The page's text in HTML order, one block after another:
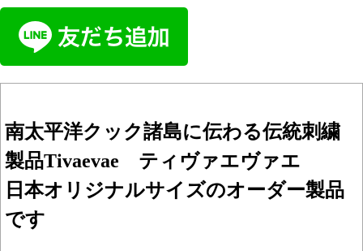
南太平洋クック諸島に伝わる伝統刺繍
製品Tivaevae ティヴァエヴァエ
日本オリジナルサイズのオーダー製品
です